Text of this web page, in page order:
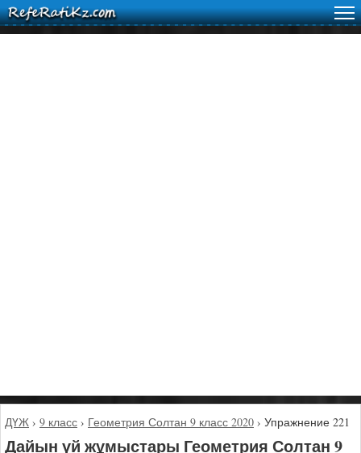
ДҮЖ › 9 класс › Геометрия Солтан 9 класс 2020 › Упражнение 221
Дайын үй жұмыстары Геометрия Солтан 9